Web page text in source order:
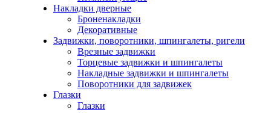
Накладки дверные
Броненакладки
Декоративные
Задвижки, поворотники, шпингалеты, ригели
Врезные задвижки
Торцевые задвижки и шпингалеты
Накладные задвижки и шпингалеты
Поворотники для задвижек
Глазки
Глазки